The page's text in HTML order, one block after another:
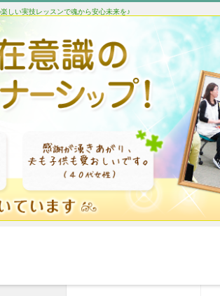
しい実技レッスンで魂から安心未来を♪